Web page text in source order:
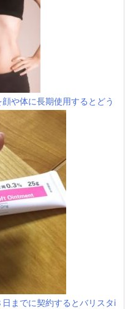
や体に長期使用するとどう
までに契約するとバリスタi